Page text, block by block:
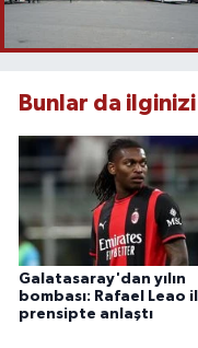
Bunlar da
Galatasaray'dan yılın
bombası: Rafael Leao
prensipte anlaştı